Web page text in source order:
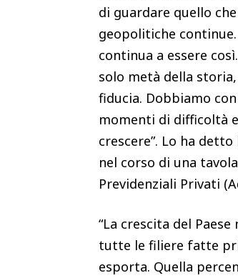
di guardare quello
geopolitiche
continua a essere
solo metà della
fiducia. Dobbiamo
momenti di difficoltà
crescere”. Lo ha
nel corso di una
Previdenziali Privati
“La crescita del
tutte le filiere fatte
esporta. Quella